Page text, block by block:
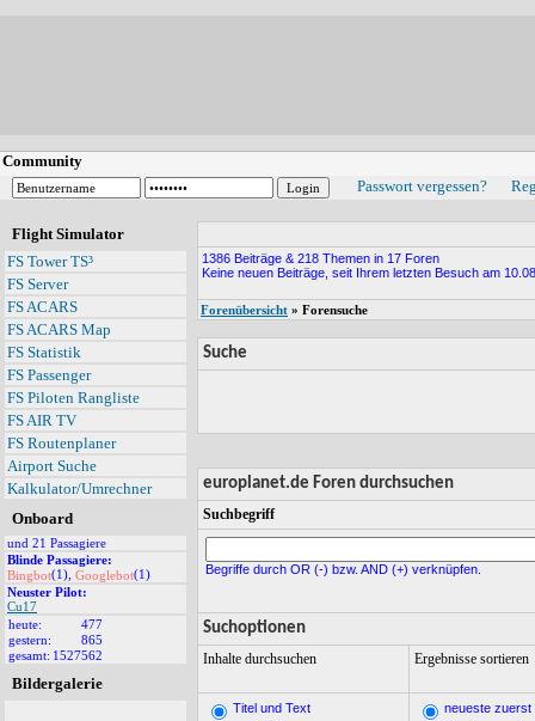
Community
Passwort vergessen?
Flight Simulator
FS Tower TS³
FS Server
FS ACARS
FS ACARS Map
FS Statistik
FS Passenger
FS Piloten Rangliste
FS AIR TV
FS Routenplaner
Airport Suche
Kalkulator/Umrechner
Onboard
und 21 Passagiere
Blinde Passagiere:
Bingbot(1), Googlebot(1)
Neuster Pilot:
Cu17
heute:
477
gestern:
865
gesamt: 1527562
Bildergalerie
1386 Beiträge & 218 Themen in 17 Foren
Keine neuen Beiträge, seit Ihrem letzten Besuch am
Forenübersicht » Forensuche
Suche
europlanet.de Foren durchsuchen
Suchbegriff
Begriffe durch OR (-) bzw. AND (+) verknüpfen.
Suchoptionen
Inhalte durchsuchen Ergebnisse sortieren
Titel und Text
neueste zuerst